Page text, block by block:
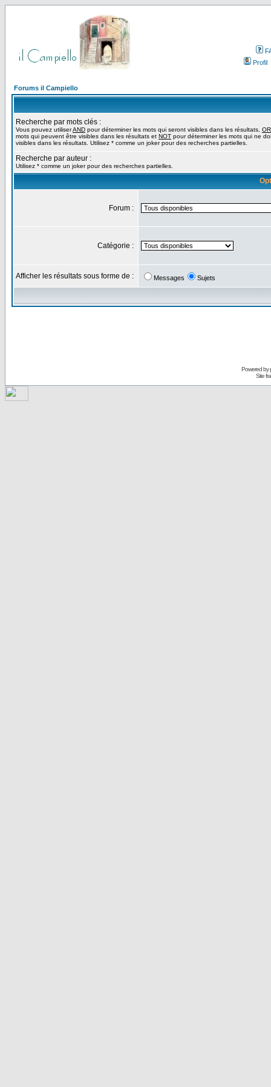
Profil
Forums il Campiello
Recherche par mots clés :
Vous pouvez utiliserAND pour déterminer les mots qui seront visibles dans les résultats, OR
mots qui peuvent être visibles dans les résultats et NOT pour déterminer les mots qui ne
visibles dans les résultats. Utilisez * comme un joker pour des recherches partielles.
Recherche par auteur :
Utilisez * comme un joker pour des recherches partielles.
Forum :
Catégorie :
Afficher les résultats sous forme de : Messages Sujets
Powered by
Site